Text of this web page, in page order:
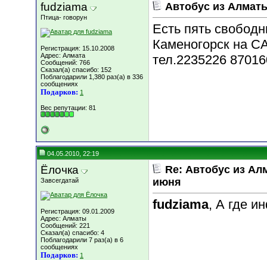
fudziama
Птица- говорун
Регистрация: 15.10.2008
Адрес: Алмата
Сообщений: 766
Сказал(а) спасибо: 152
Поблагодарили 1,380 раз(а) в 336
сообщениях
Подарков: 1
Вес репутации: 81
Автобус из
Есть пять
Каменогорск на
тел.2235226
04.05.2010, 22:19
Ёлочка
Завсегдатай
Регистрация: 09.01.2009
Адрес: Алматы
Сообщений: 221
Сказал(а) спасибо: 4
Поблагодарили 7 раз(а) в 6
сообщениях
Подарков: 1
Re: Автобус из
июня
fudziama, А где